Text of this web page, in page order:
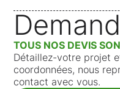
TOUS NOS DEVIS
Détaillez-votre projet
coordonnées, nous
contact avec vous.